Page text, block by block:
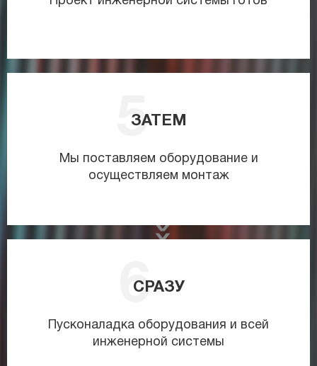
ЗАТЕМ
Мы поставляем оборудование и
осуществляем монтаж
СРАЗУ
Пусконаладка оборудования и всей
инженерной системы